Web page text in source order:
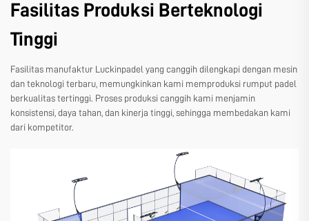
Fasilitas Produksi Berteknologi
Tinggi
Fasilitas manufaktur Luckinpadel yang canggih dilengkapi dengan mesin
dan teknologi terbaru, memungkinkan kami memproduksi rumput padel
berkualitas tertinggi. Proses produksi canggih kami menjamin
konsistensi, daya tahan, dan kinerja tinggi, sehingga membedakan kami
dari kompetitor.